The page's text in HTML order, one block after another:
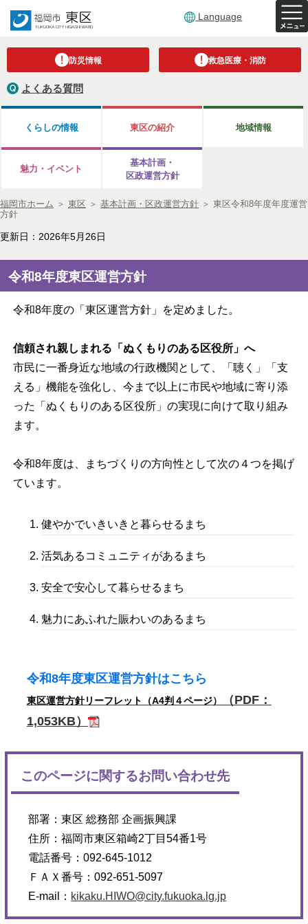
Language
防災情報 救急医療・消防
よくある質問
くらしの情報 東区の紹介 地域情報
魅力・イベント
基本計画・
区政運営方針
福岡市ホーム ＞ 東区 ＞ 基本計画・区政運営方針 ＞ 東区令和8年度年度運営
方針
更新日：2026年5月26日
令和8年度東区運営方針
令和8年度の「東区運営方針」を定めました。
信頼され親しまれる「ぬくもりのある区役所」へ
市民に一番身近な地域の行政機関として、「聴く」「支
える」機能を強化し、今まで以上に市民や地域に寄り添
った「ぬくもりのある区役所」の実現に向けて取り組み
ます。
令和8年度は、まちづくりの方向性として次の４つを掲げ
ています。
健やかでいきいきと暮らせるまち
活気あるコミュニティがあるまち
安全で安心して暮らせるまち
魅力にあふれた賑わいのあるまち
令和8年度東区運営方針はこちら
東区運営方針リーフレット（A4判４ページ）
（PDF：
1,053KB）
このページに関するお問い合わせ先
部署：東区 総務部 企画振興課
住所：福岡市東区箱崎2丁目54番1号
電話番号：092-645-1012
ＦＡＸ番号：092-651-5097
E-mail： kikaku.HIWO@city.fukuoka.lg.jp